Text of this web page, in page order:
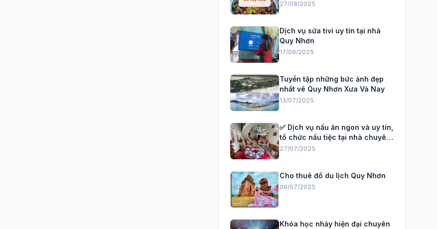
27/08/2025
Dịch vụ sửa tivi uy tín tại nhà
Quy Nhơn
17/09/2025
Tuyển tập những bức ảnh đẹp
nhất vê Quy Nhơn Xưa Và Nay
13/07/2025
✅ Dịch vụ nấu ăn ngon và uy tín,
tổ chức nấu tiệc tại nhà chuyên
Nghiệp
27/07/2025
Cho thuê đồ du lịch Quy Nhơn
09/07/2025
Khóa học nhảy hiện đại chuyên